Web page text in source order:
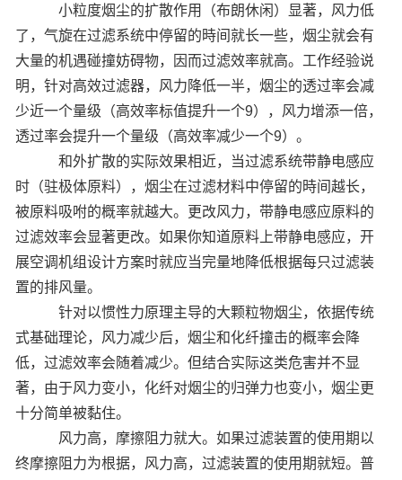
小粒度烟尘的扩散作用（布朗休闲）显著，风力低
了，气旋在过滤系统中停留的時间就长一些，烟尘就会有
大量的机遇碰撞妨碍物，因而过滤效率就高。工作经验说
明，针对高效过滤器，风力降低一半，烟尘的透过率会减
少近一个量级（高效率标值提升一个9），风力增添一倍，
透过率会提升一个量级（高效率减少一个9）。
和外扩散的实际效果相近，当过滤系统带静电感应
时（驻极体原料），烟尘在过滤材料中停留的時间越长，
被原料吸咐的概率就越大。更改风力，带静电感应原料的
过滤效率会显著更改。如果你知道原料上带静电感应，开
展空调机组设计方案时就应当完量地降低根据每只过滤装
置的排风量。
针对以惯性力原理主导的大颗粒物烟尘，依据传统
式基础理论，风力减少后，烟尘和化纤撞击的概率会降
低，过滤效率会随着减少。但结合实际这类危害并不显
著，由于风力变小，化纤对烟尘的归弹力也变小，烟尘更
十分简单被黏住。
风力高，摩擦阻力就大。如果过滤装置的使用期以
终摩擦阻力为根据，风力高，过滤装置的使用期就短。普